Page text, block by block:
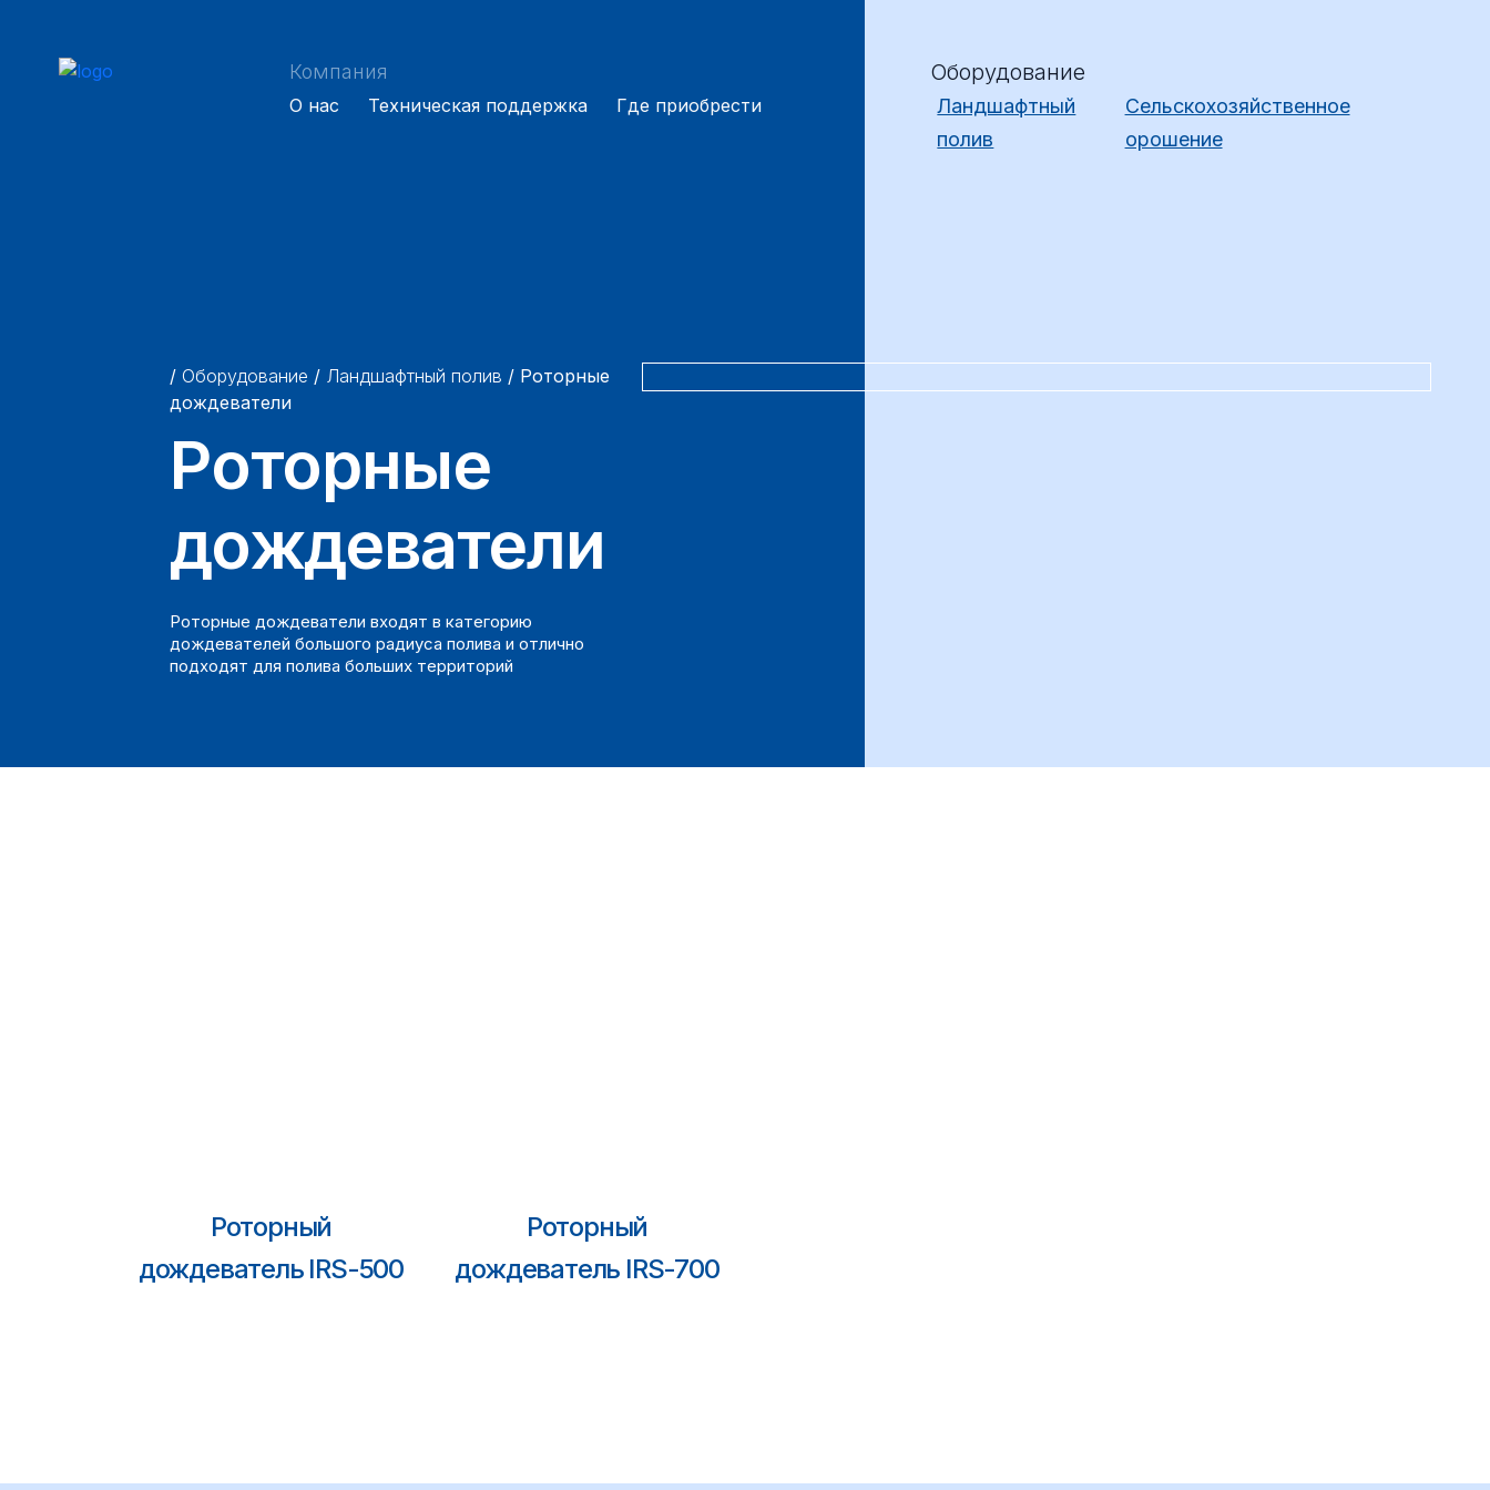
content
Компания
О нас Техническая поддержка Где приобрести
Оборудование
Ландшафтный
полив
Сельскохозяйственное
орошение
/ Оборудование / Ландшафтный полив / Роторные
дождеватели
Роторные
дождеватели
Роторные дождеватели входят в категорию
дождевателей большого радиуса полива и отлично
подходят для полива больших территорий
Роторный
дождеватель IRS-500
Роторный
дождеватель IRS-700